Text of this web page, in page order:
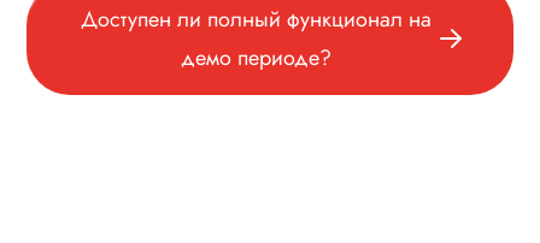
Доступен ли полный функционал на
демо периоде?